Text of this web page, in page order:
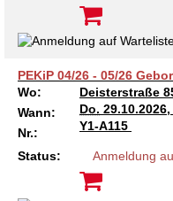
Kindertagesstätte
Kindertagesstätte
Familienzentrum
Kindertagesstätte
Kindertagesstätte
Familienzentrum
PEKiP 04/26 - 05/26
Wo:
Deisterstraße
Wann:
Do.
Nr.:
Y1-A115
Status: Anmeldung